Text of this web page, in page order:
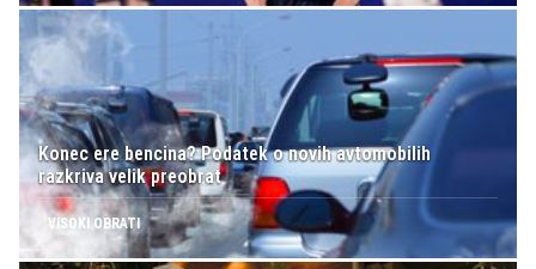
Konec ere bencina? Podatek o novih avtomobilih
razkriva velik preobrat
VISOKI OBRATI